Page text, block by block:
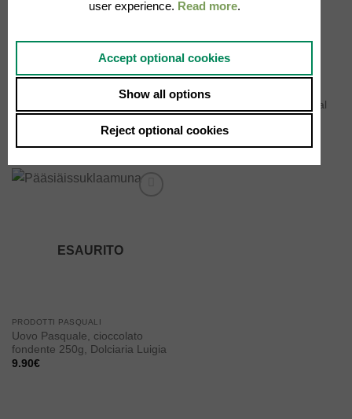
latte 250g, Dolciaria Luigia
PRODOTTI PASQUALI
Uovo Pasquale, cioccolato al
latte 3kg, Dolciaria Luigia
99.00€
ESAURITO
PRODOTTI PASQUALI
Uovo Pasquale, cioccolato
fondente 250g, Dolciaria Luigia
9.90€
user experience. Read more.
Accept optional cookies
Show all options
Reject optional cookies